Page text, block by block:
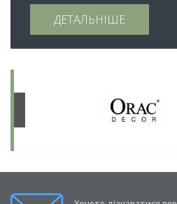
ДЕТАЛЬНІШЕ